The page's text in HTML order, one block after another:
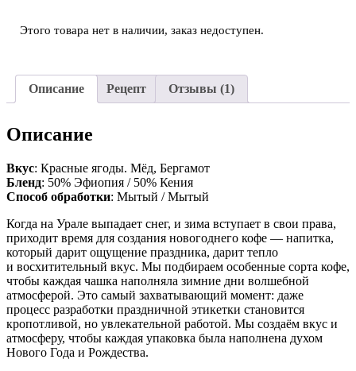
Этого товара нет в наличии, заказ недоступен.
Описание Рецепт Отзывы (1)
Описание
Вкус: Красные ягоды. Мёд, Бергамот
Бленд: 50% Эфиопия / 50% Кения
Способ обработки: Мытый / Мытый
Когда на Урале выпадает снег, и зима вступает в свои права,
приходит время для создания новогоднего кофе — напитка,
который дарит ощущение праздника, дарит тепло
и восхитительный вкус. Мы подбираем особенные сорта кофе,
чтобы каждая чашка наполняла зимние дни волшебной
атмосферой. Это самый захватывающий момент: даже
процесс разработки праздничной этикетки становится
кропотливой, но увлекательной работой. Мы создаём вкус и
атмосферу, чтобы каждая упаковка была наполнена духом
Нового Года и Рождества.